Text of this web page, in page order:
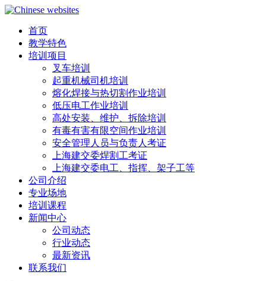
首页
教学特色
培训项目
叉车培训
起重机械司机培训
熔化焊接与热切割作业培训
低压电工作业培训
高处安装、维护、拆除培训
有毒有害有限空间作业培训
安全管理人员与负责人考证
上海建交委焊割工考证
上海建交委电工、指挥、架子工等
公司介绍
专业场地
培训课程
新闻中心
公司动态
行业动态
最新资讯
联系我们